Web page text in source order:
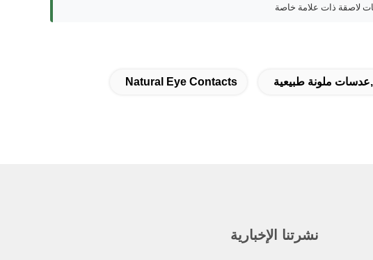
ملونة طبيعية Natural Eye Contacts
نشرتنا الإخبارية